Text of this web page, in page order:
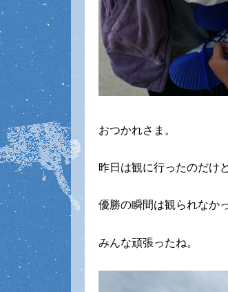
おつかれさま。
昨日は観に行ったのだけ
優勝の瞬間は観られなか
みんな頑張ったね。